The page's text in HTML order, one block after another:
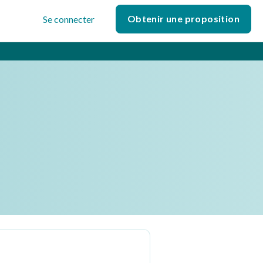
Se connecter Obtenir une proposition